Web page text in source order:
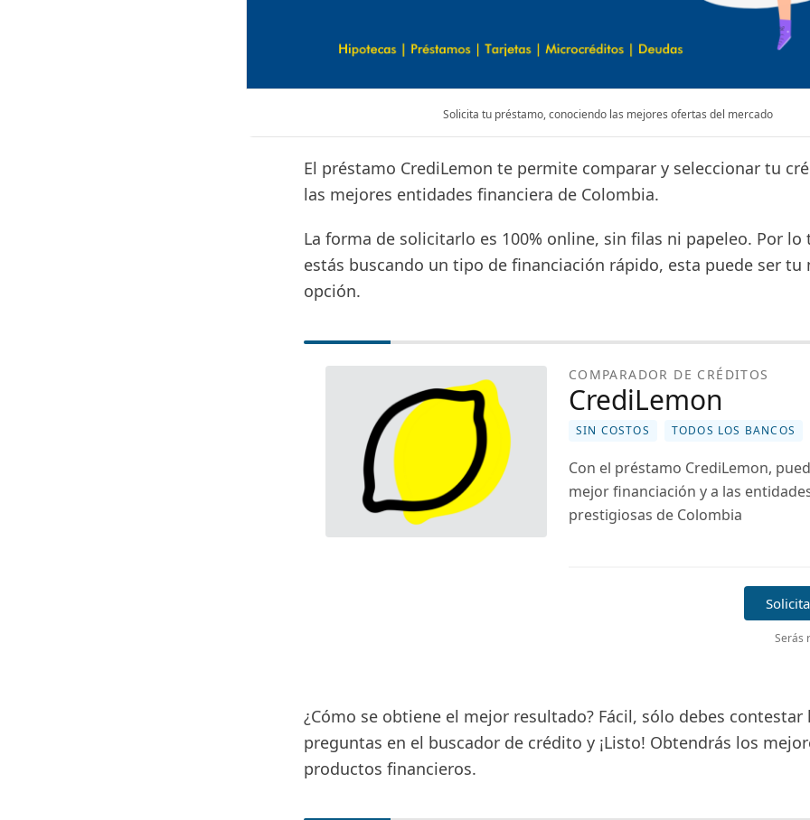
Solicita tu préstamo, conociendo las mejores ofertas del mercado
El préstamo CrediLemon te permite comparar y seleccionar tu
las mejores entidades financiera de Colombia.
La forma de solicitarlo es 100% online, sin filas ni papeleo. Por lo
estás buscando un tipo de financiación rápido, esta puede ser tu
opción.
COMPARADOR DE CRÉDITOS
CrediLemon
SIN COSTOS TODOS LOS BANCOS
Con el préstamo CrediLemon,
mejor financiación y a las
prestigiosas de Colombia
Serás
¿Cómo se obtiene el mejor resultado? Fácil, sólo debes contestar
preguntas en el buscador de crédito y ¡Listo! Obtendrás los
productos financieros.